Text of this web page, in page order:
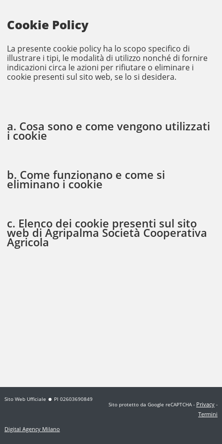
Cookie Policy
La presente cookie policy ha lo scopo specifico di
illustrare i tipi, le modalità di utilizzo nonché di fornire
indicazioni circa le azioni per rifiutare o eliminare i
cookie presenti sul sito web, se lo si desidera.
a. Cosa sono e come vengono utilizzati
i cookie
b. Come funzionano e come si
eliminano i cookie
c. Elenco dei cookie presenti sul sito
web di Agripalma Società Cooperativa
Agricola
Sito Web Ufficiale PI 02603690849
Sito protetto da Google reCAPTCHA- Privacy -
Termini
Digital Agency Milano